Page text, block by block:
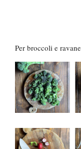
Per broccoli e